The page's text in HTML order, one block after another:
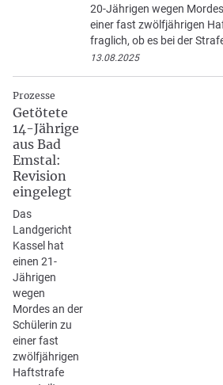
20-Jährigen wegen
einer fast zwölfjährigen
fraglich, ob es bei der
13.08.2025
Prozesse
Getötete
14-Jährige
aus Bad
Emstal:
Revision
eingelegt
Das
Landgericht
Kassel hat
einen 21-
Jährigen
wegen
Mordes an der
Schülerin zu
einer fast
zwölfjährigen
Haftstrafe